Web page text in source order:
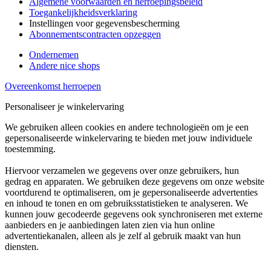
Toegankelijkheidsverklaring
Instellingen voor gegevensbescherming
Abonnementscontracten opzeggen
Ondernemen
Andere nice shops
Overeenkomst herroepen
Personaliseer je winkelervaring
We gebruiken alleen cookies en andere technologieën om je een
gepersonaliseerde winkelervaring te bieden met jouw individuele
toestemming.
Hiervoor verzamelen we gegevens over onze gebruikers, hun
gedrag en apparaten. We gebruiken deze gegevens om onze website
voortdurend te optimaliseren, om je gepersonaliseerde advertenties
en inhoud te tonen en om gebruiksstatistieken te analyseren. We
kunnen jouw gecodeerde gegevens ook synchroniseren met externe
aanbieders en je aanbiedingen laten zien via hun online
advertentiekanalen, alleen als je zelf al gebruik maakt van hun
diensten.